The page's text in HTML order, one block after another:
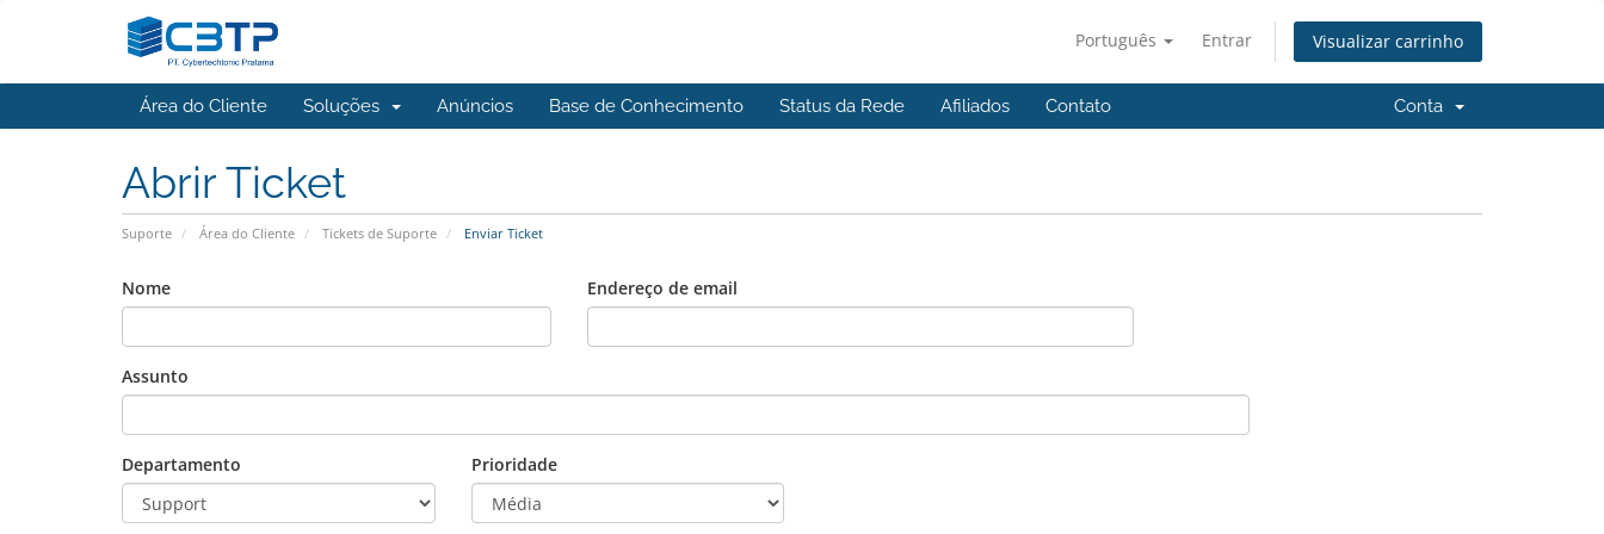
Português Entrar Visualizar carrinho
Área do Cliente Soluções Anúncios Base de Conhecimento Status da Rede Afiliados Contato Conta
Abrir Ticket
Suporte Área do Cliente Tickets de Suporte Enviar Ticket
Nome Endereço de email
Assunto
Departamento Prioridade